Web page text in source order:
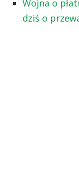
Wojna o
dziś o